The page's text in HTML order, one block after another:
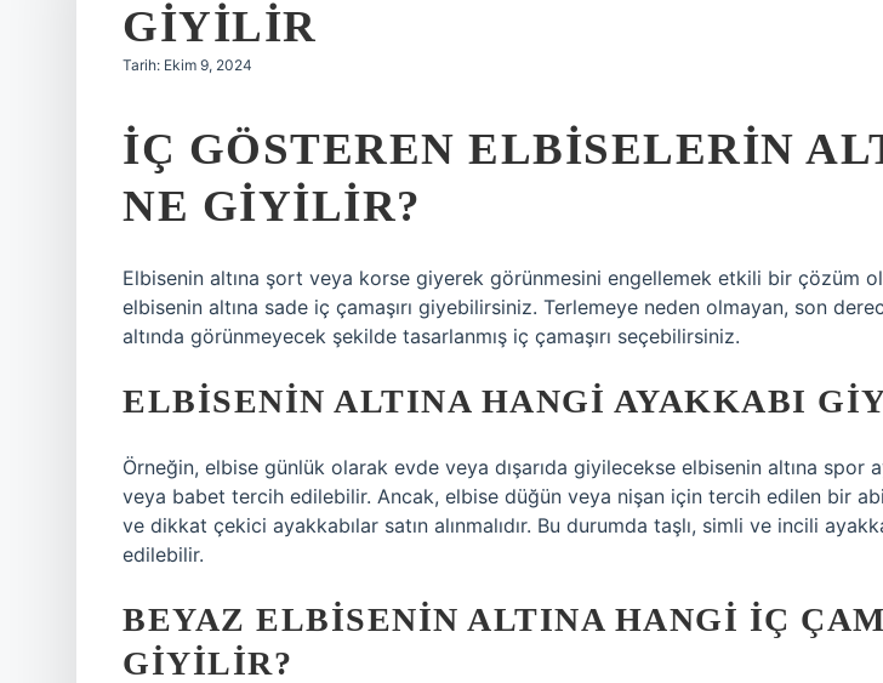
GIYILIR
Tarih: Ekim 9, 2024
İÇ GÖSTEREN ELBISELERIN
NE GIYILIR?
Elbisenin altına şort veya korse giyerek görünmesini engellemek etkili bir çözüm
elbisenin altına sade iç çamaşırı giyebilirsiniz. Terlemeye neden olmayan, son
altında görünmeyecek şekilde tasarlanmış iç çamaşırı seçebilirsiniz.
ELBISENIN ALTINA HANGI AYAKKABI
Örneğin, elbise günlük olarak evde veya dışarıda giyilecekse elbisenin altına spor
veya babet tercih edilebilir. Ancak, elbise düğün veya nişan için tercih edilen bir
ve dikkat çekici ayakkabılar satın alınmalıdır. Bu durumda taşlı, simli ve incili
edilebilir.
BEYAZ ELBISENIN ALTINA HANGI IÇ
GIYILIR?